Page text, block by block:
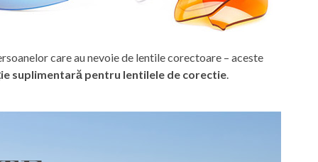
care au nevoie de lentile corectoare – aceste
suplimentară pentru lentilele de corectie.